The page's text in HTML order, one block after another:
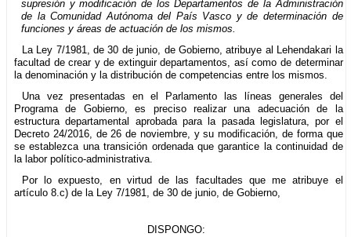
supresión y modificación de los Departamentos de la Administración
de la Comunidad Autónoma del País Vasco y de determinación de
funciones y áreas de actuación de los mismos.
La Ley 7/1981, de 30 de junio, de Gobierno, atribuye al Lehendakari la
facultad de crear y de extinguir departamentos, así como de determinar
la denominación y la distribución de competencias entre los mismos.
Una vez presentadas en el Parlamento las líneas generales del
Programa de Gobierno, es preciso realizar una adecuación de la
estructura departamental aprobada para la pasada legislatura, por el
Decreto 24/2016, de 26 de noviembre, y su modificación, de forma que
se establezca una transición ordenada que garantice la continuidad de
la labor político-administrativa.
Por lo expuesto, en virtud de las facultades que me atribuye el
artículo 8.c) de la Ley 7/1981, de 30 de junio, de Gobierno,
DISPONGO: